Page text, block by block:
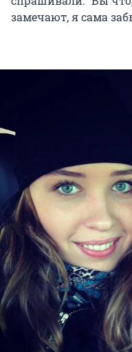
замечают, я сама